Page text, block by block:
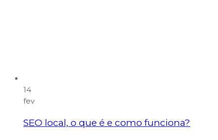
14
fev
SEO local, o que é e como funciona?